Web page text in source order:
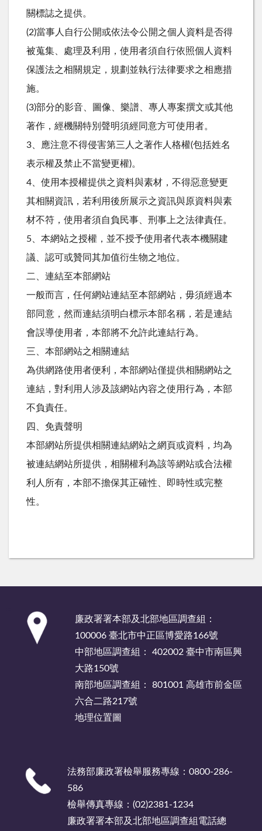
關標誌之提供。
(2)當事人自行公開或依法令公開之個人資料是否得
被蒐集、處理及利用，使用者須自行依照個人資料
保護法之相關規定，規劃並執行法律要求之相應措
施。
(3)部分的影音、圖像、樂譜、專人專案撰文或其他
著作，經機關特別聲明須經同意方可使用者。
3、應注意不得侵害第三人之著作人格權(包括姓名
表示權及禁止不當變更權)。
4、使用本授權提供之資料與素材，不得惡意變更
其相關資訊，若利用後所展示之資訊與原資料與素
材不符，使用者須自負民事、刑事上之法律責任。
5、本網站之授權，並不授予使用者代表本機關建
議、認可或贊同其加值衍生物之地位。
二、連結至本部網站
一般而言，任何網站連結至本部網站，毋須經過本
部同意，然而連結須明白標示本部名稱，若是連結
會誤導使用者，本部將不允許此連結行為。
三、本部網站之相關連結
為供網路使用者便利，本部網站僅提供相關網站之
連結，對利用人涉及該網站內容之使用行為，本部
不負責任。
四、免責聲明
本部網站所提供相關連結網站之網頁或資料，均為
被連結網站所提供，相關權利為該等網站或合法權
利人所有，本部不擔保其正確性、即時性或完整
性。
廉政署署本部及北部地區調查組：
100006 臺北市中正區博愛路166號
中部地區調查組： 402002 臺中市南區興
大路150號
南部地區調查組： 801001 高雄市前金區
六合二路217號
地理位置圖
法務部廉政署檢舉服務專線：0800-286-
586
檢舉傳真專線：(02)2381-1234
廉政署署本部及北部地區調查組電話總